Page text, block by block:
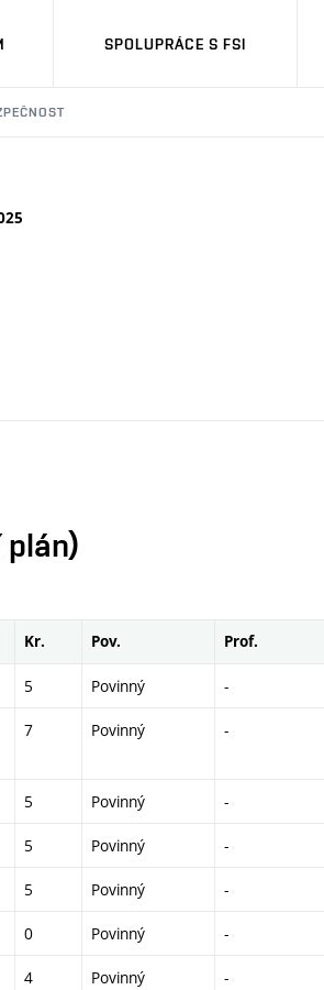
SPOLUPRÁCE S FSI
Kr. Pov. Prof.
5 Povinný -
7 Povinný -
5 Povinný -
5 Povinný -
5 Povinný -
0 Povinný -
4 Povinný -